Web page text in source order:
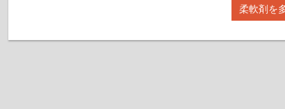
次
記
柔軟剤を